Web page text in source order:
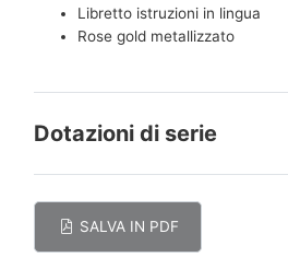
Libretto istruzioni in lingua
Rose gold metallizzato
Dotazioni di serie
SALVA IN PDF